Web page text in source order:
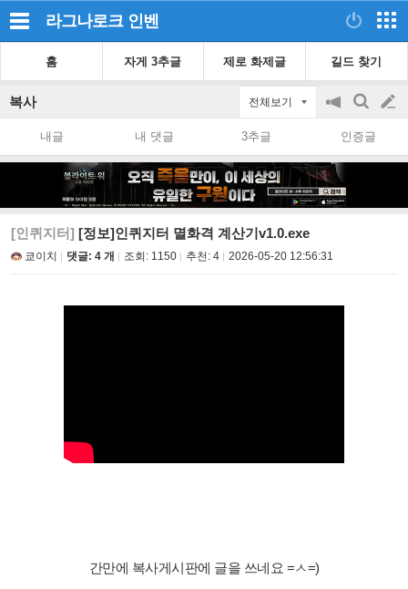
라그나로크 인벤
홈 자게 3추글 제로 화제글 길드 찾기
복사 전체보기
공
on/off
검
색
글
쓰
내글 내 댓글 3추글 인증글
[인퀴지터] [정보]인퀴지터 멸화격 계산기v1.0.exe
쿄이치 댓글: 4 개 조회: 1150 추천: 4 2026-05-20 12:56:31
간만에 복사게시판에 글을 쓰네요 =ㅅ=)